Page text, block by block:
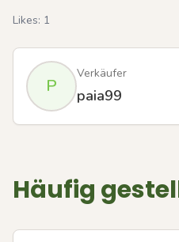
Likes: 1
P
Verkäufer
paia99
Häufig